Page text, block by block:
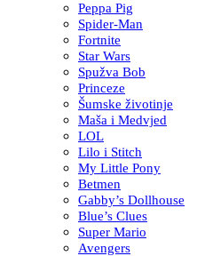
Peppa Pig
Spider-Man
Fortnite
Star Wars
Spužva Bob
Princeze
Šumske životinje
Maša i Medvjed
LOL
Lilo i Stitch
My Little Pony
Betmen
Gabby’s Dollhouse
Blue’s Clues
Super Mario
Avengers